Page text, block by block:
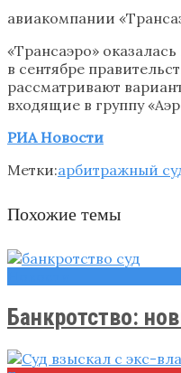
авиакомпании
«Трансаэро»
в сентябре
рассматривают
входящие в группу
РИА Новости
Метки:арбитражный
Похожие темы
Банкротство: